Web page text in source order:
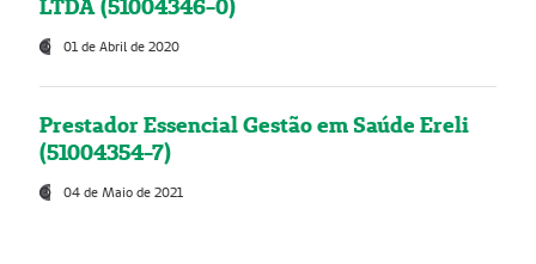
LTDA (51004346-0)
01 de Abril de 2020
Prestador Essencial Gestão em Saúde Ereli
(51004354-7)
04 de Maio de 2021